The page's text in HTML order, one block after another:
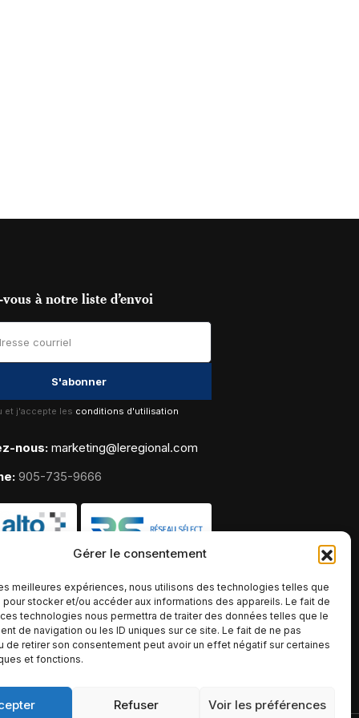
Gérer le consentement
meilleures expériences, nous utilisons des technologies telles que
stocker et/ou accéder aux informations des appareils. Le fait de
technologies nous permettra de traiter des données telles que le
de navigation ou les ID uniques sur ce site. Le fait de ne pas
de retirer son consentement peut avoir un effet négatif sur certaines
et fonctions.
Refuser Voir les préférences
à notre liste d’envoi
et j'accepte les conditions d'utilisation
nous: marketing@leregional.com
905-735-9666